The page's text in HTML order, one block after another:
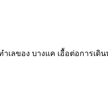
ของ บางแค เอื้อต่อการเดิ